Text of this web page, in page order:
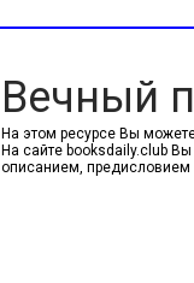
Вечный
На этом ресурсе Вы
На сайте booksdaily.club
описанием, предисловием